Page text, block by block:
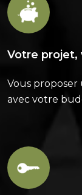
Votre
Vous proposer
avec votre